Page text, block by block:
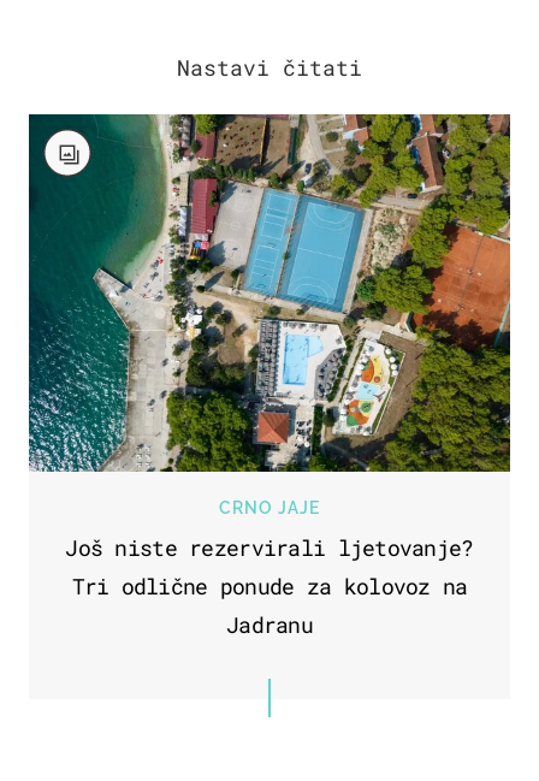
CRNO JAJE
Još niste rezervirali ljetovanje?
Tri odlične ponude za kolovoz na
Jadranu